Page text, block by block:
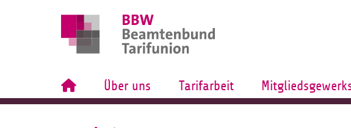
Über uns Tarifarbeit